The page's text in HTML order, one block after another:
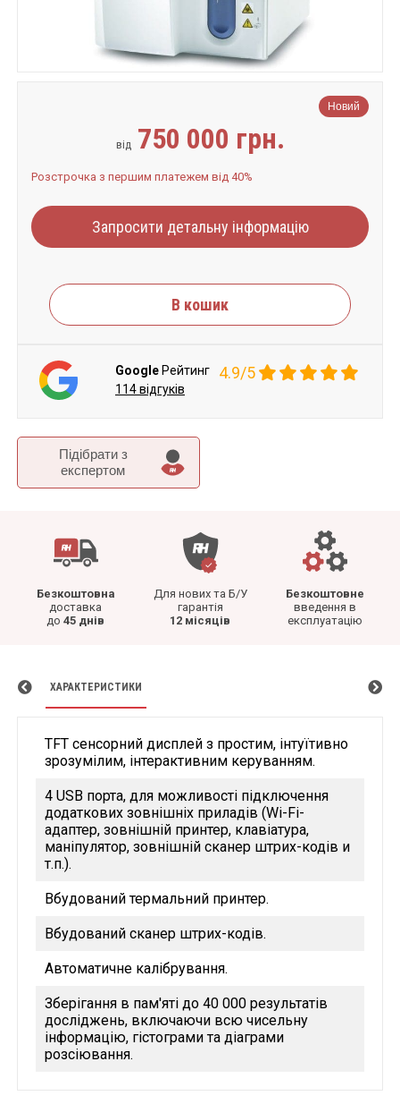
Підібрати з
експертом
Безкоштовна
доставка
до 45 днів
Для нових та Б/У
гарантія
12 місяців
Безкоштовне
введення в
експлуатацію
Новий
від 750 000 грн.
Розстрочка з першим платежем від 40%
Запросити детальну інформацію
В кошик
Google Рейтинг 4.9/5
114 відгуків
ХАРАКТЕРИСТИКИ
TFT сенсорний дисплей з простим, інтуїтивно
зрозумілим, інтерактивним керуванням.
4 USB порта, для можливості підключення
додаткових зовнішніх приладів (Wi-Fi-
адаптер, зовнішній принтер, клавіатура,
маніпулятор, зовнішній сканер штрих-кодів и
т.п.).
Вбудований термальний принтер.
Вбудований сканер штрих-кодів.
Автоматичне калібрування.
Зберігання в пам'яті до 40 000 результатів
досліджень, включаючи всю чисельну
інформацію, гістограми та діаграми
розсіювання.